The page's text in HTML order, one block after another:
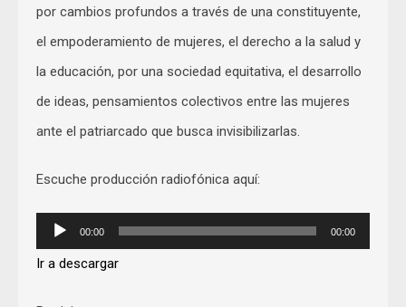
por cambios profundos a través de una constituyente,
el empoderamiento de mujeres, el derecho a la salud y
la educación, por una sociedad equitativa, el desarrollo
de ideas, pensamientos colectivos entre las mujeres
ante el patriarcado que busca invisibilizarlas.
Escuche producción radiofónica aquí:
Audio
Player
00:00 00:00
Ir a descargar